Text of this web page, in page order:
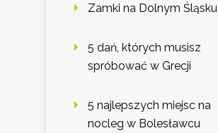
Zamki na Dolnym Śląsku
5 dań, których musisz
spróbować w Grecji
5 najlepszych miejsc na
nocleg w Bolesławcu